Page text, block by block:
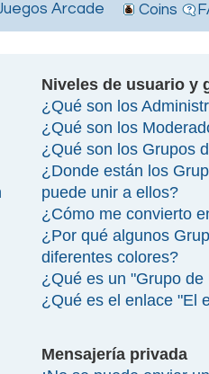
Arcade Coins
Niveles de usuario y
¿Qué son los
¿Qué son los
¿Qué son los Grupos
¿Donde están los
puede unir a ellos?
¿Cómo me convierto
¿Por qué algunos
diferentes colores?
¿Qué es un "Grupo
¿Qué es el enlace "El
Mensajería privada